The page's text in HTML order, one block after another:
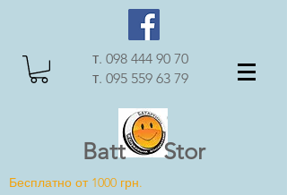
т. 098 444 90 70
т. 095 559 63 79
Batt Stor
Бесплатно от 1000 грн.